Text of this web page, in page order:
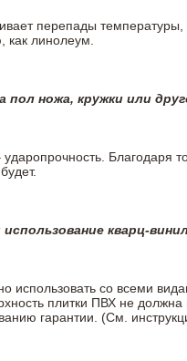
перепады температуры,
как линолеум.
пол ножа, кружки или
Благодаря
кварц-
использовать со всеми
плитки ПВХ не
гарантии. (См.